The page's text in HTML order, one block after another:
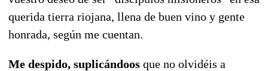
querida tierra riojana, llena de buen vino y gente
honrada, según me cuentan.
Me despido, suplicándoos que no olvidéis a